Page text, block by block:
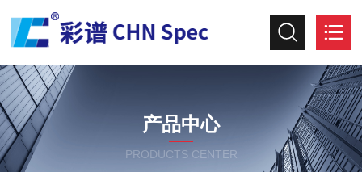
产品中心
PRODUCTS CENTER